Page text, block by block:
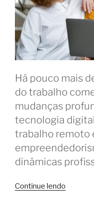
Há pouco mais
do trabalho
mudanças
tecnologia
trabalho remoto
dinâmicas
Continue lendo